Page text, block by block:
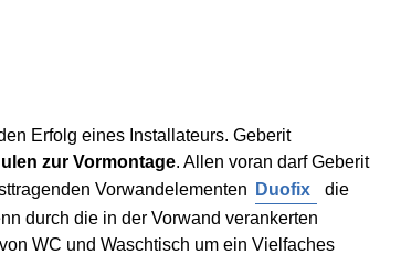
Erfolg eines Installateurs. Geberit
zur Vormontage. Allen voran darf Geberit
Vorwandelementen
Duofix
die
durch die in der Vorwand verankerten
WC und Waschtisch um ein Vielfaches